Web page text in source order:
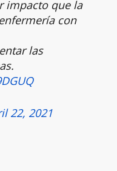
con
las
22, 2021